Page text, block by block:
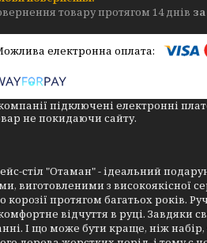
товару протягом 14 днів
підключені електронні
не покидаючи сайту.
стіл "Отаман" - ідеальний
виготовленими з високоякісної
корозії протягом багатьох років.
відчуття в руці. Завдяки
І що може бути краще, ніж